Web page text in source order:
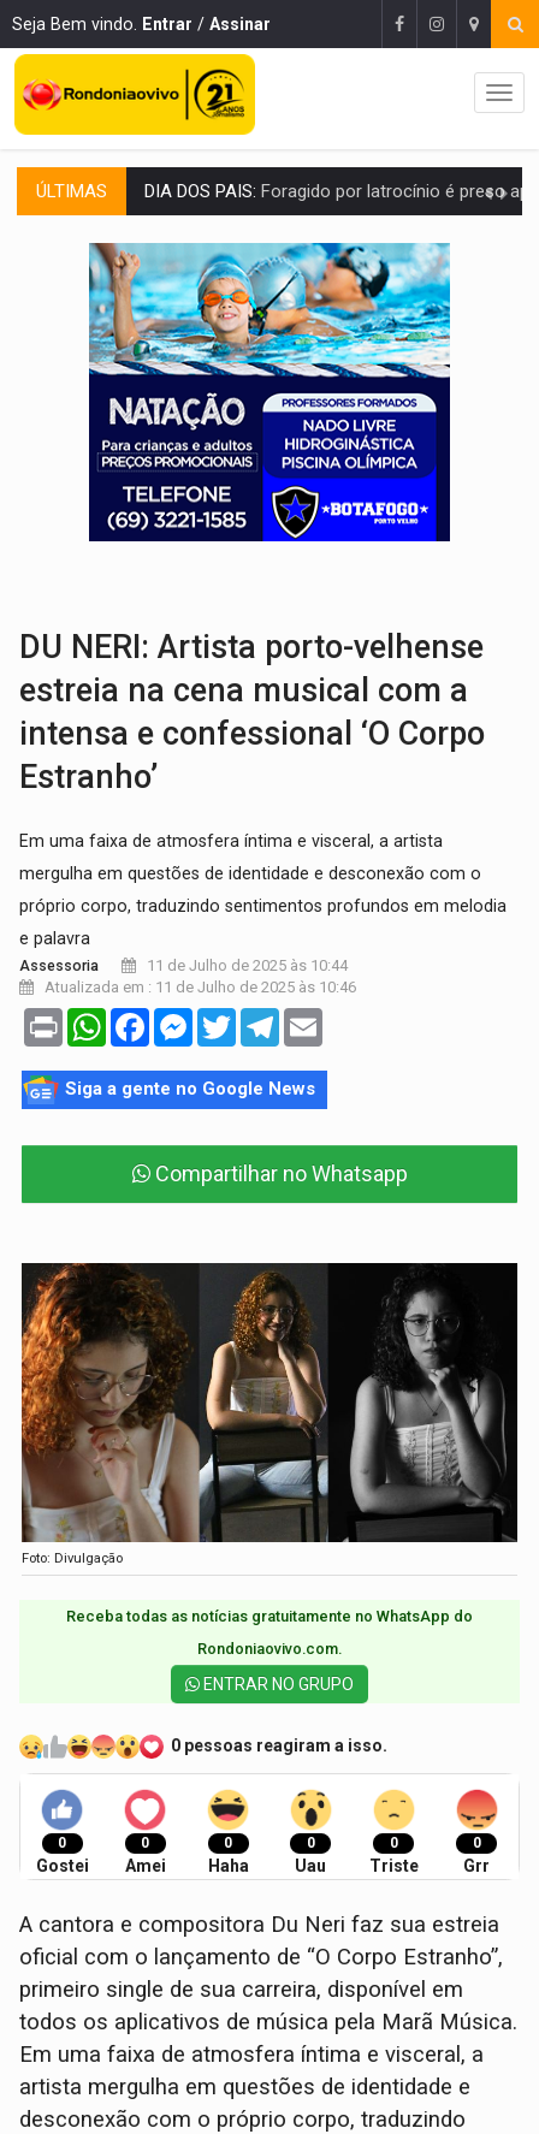
Seja Bem vindo. Entrar / Assinar
ÚLTIMAS PECHINCHA:STJ decide que prefeitura não deve indenizar comprador
CAPOTAMENTO:Motorista causa grave acidente com HR-V e
VÍDEO:Falso vendedor de salgados é preso por tráfico de drogas
BATATA-DOCE E FRANGO:Faça esse escondidinho e me
BARREIRA NATURAL:Desmate da Amazônia corta chuvas no Sul e ameaça
:Anvisa libera venda de medicamentos pela Shopee, mas
MAIS RIGOR: Nova lei endurece punição por abuso sexual contra
POLUIÇÃO E RISCOS:Retirada de fiação irregular avança no país e em PVH
DU NERI: Artista porto-velhense
estreia na cena musical com a
intensa e confessional ‘O Corpo
Estranho’
Em uma faixa de atmosfera íntima e visceral, a artista
mergulha em questões de identidade e desconexão com o
próprio corpo, traduzindo sentimentos profundos em melodia
e palavra
Assessoria
11 de Julho de 2025 às 10:44
Atualizada em : 11 de Julho de 2025 às 10:46
Print WhatsAppFacebookMessenger
TwitterTelegram
Siga a gente no Google News
Compartilhar no Whatsapp
Foto: Divulgação
Receba todas as notícias gratuitamente no WhatsApp do
Rondoniaovivo.com.​
ENTRAR NO GRUPO
0 pessoas reagiram a isso.
0
Gostei
0
Amei
0
Haha
0
Uau
0
Triste
0
Grr
A cantora e compositora Du Neri faz sua estreia
oficial com o lançamento de “O Corpo Estranho”,
primeiro single de sua carreira, disponível em
todos os aplicativos de música pela Marã Música.
Em uma faixa de atmosfera íntima e visceral, a
artista mergulha em questões de identidade e
desconexão com o próprio corpo, traduzindo